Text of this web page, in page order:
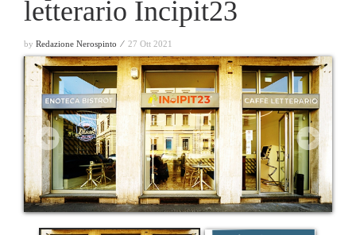
letterario Incipit23
by Redazione Nerospinto ⁄ 27 Ott 2021